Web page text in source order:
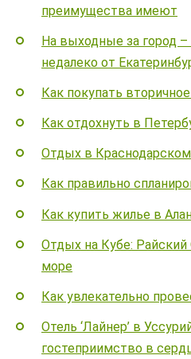
преимущества имеют
На выходные за город
недалеко от
Как покупать
Как отдохнуть в
Отдых в
Как правильно
Как купить жилье в
Отдых на Кубе:
море
Как увлекательно
Отель ‘Лайнер’ в
гостеприимство в